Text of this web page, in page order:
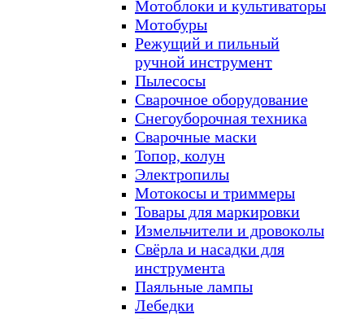
Мотоблоки и культиваторы
Мотобуры
Режущий и пильный
ручной инструмент
Пылесосы
Сварочное оборудование
Снегоуборочная техника
Сварочные маски
Топор, колун
Электропилы
Мотокосы и триммеры
Товары для маркировки
Измельчители и дровоколы
Свёрла и насадки для
инструмента
Паяльные лампы
Лебедки